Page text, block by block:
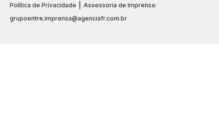
Política de Privacidade
Assessoria de Imprensa:
grupoentre.imprensa@agenciafr.com.br